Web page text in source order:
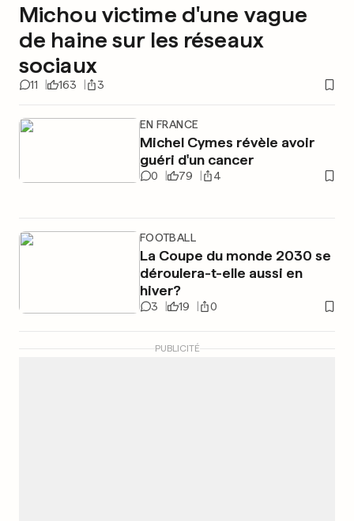
Michou victime d'une vague
de haine sur les réseaux
sociaux
11 163 3
EN FRANCE
Michel Cymes révèle avoir
guéri d'un cancer
0 79 4
FOOTBALL
La Coupe du monde 2030 se
déroulera-t-elle aussi en
hiver?
3 19 0
PUBLICITÉ